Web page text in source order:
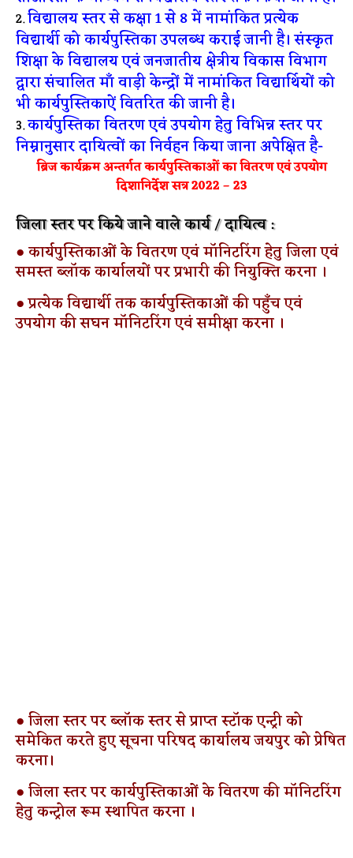
विद्यालय स्तर से कक्षा 1 से 8 में नामांकित प्रत्येक
विद्यार्थी को कार्यपुस्तिका उपलब्ध कराई जानी है। संस्कृत
शिक्षा के विद्यालय एवं जनजातीय क्षेत्रीय विकास विभाग
द्वारा संचालित माँ वाड़ी केन्द्रों में नामांकित विद्यार्थियों को
भी कार्यपुस्तिकाऐं वितरित की जानी है।
कार्यपुस्तिका वितरण एवं उपयोग हेतु विभिन्न स्तर पर
निम्नानुसार दायित्वों का निर्वहन किया जाना अपेक्षित है-
ब्रिज कार्यक्रम अन्तर्गत कार्यपुस्तिकाओं का वितरण एवं उपयोग
दिशानिर्देश सत्र 2022 – 23
जिला स्तर पर किये जाने वाले कार्य / दायित्व :
● कार्यपुस्तिकाओं के वितरण एवं मॉनिटरिंग हेतु जिला एवं
समस्त ब्लॉक कार्यालयों पर प्रभारी की नियुक्ति करना ।
● प्रत्येक विद्यार्थी तक कार्यपुस्तिकाओं की पहुँच एवं
उपयोग की सघन मॉनिटरिंग एवं समीक्षा करना ।
● जिला स्तर पर ब्लॉक स्तर से प्राप्त स्टॉक एन्ट्री को
समेकित करते हुए सूचना परिषद कार्यालय जयपुर को प्रेषित
करना।
● जिला स्तर पर कार्यपुस्तिकाओं के वितरण की मॉनिटरिंग
हेतु कन्ट्रोल रूम स्थापित करना ।